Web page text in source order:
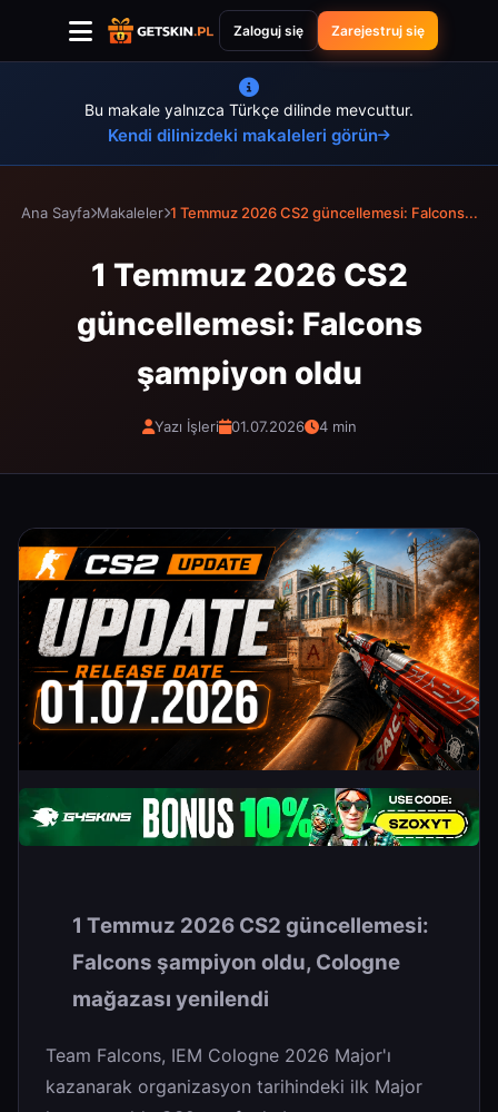
Zaloguj się Zarejestruj się
Bu makale yalnızca Türkçe dilinde mevcuttur.
Kendi dilinizdeki makaleleri görün
Ana Sayfa Makaleler 1 Temmuz 2026 CS2 güncellemesi: Falcons...
1 Temmuz 2026 CS2
güncellemesi: Falcons
şampiyon oldu
Yazı İşleri 01.07.2026 4 min
1 Temmuz 2026 CS2 güncellemesi:
Falcons şampiyon oldu, Cologne
mağazası yenilendi
Team Falcons, IEM Cologne 2026 Major'ı
kazanarak organizasyon tarihindeki ilk Major